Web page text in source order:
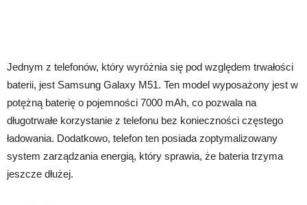
Jednym z telefonów, który wyróżnia się pod względem trwałości
baterii, jest Samsung Galaxy M51. Ten model wyposażony jest w
potężną baterię o pojemności 7000 mAh, co pozwala na
długotrwałe korzystanie z telefonu bez konieczności częstego
ładowania. Dodatkowo, telefon ten posiada zoptymalizowany
system zarządzania energią, który sprawia, że bateria trzyma
jeszcze dłużej.